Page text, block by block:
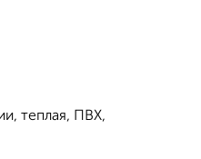
теплая, ПВХ,